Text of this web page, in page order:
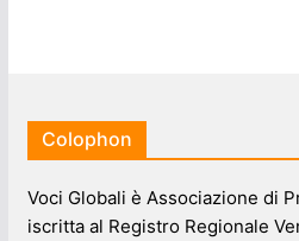
Colophon
Voci Globali è Associazione di
iscritta al Registro Regionale